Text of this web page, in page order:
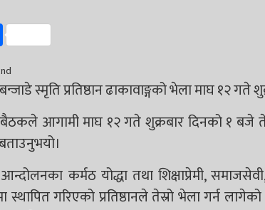
Share
स्मृति प्रतिष्ठान ढाकावाङ्गको भेला माघ १२
बैठकले आगामी माघ १२ गते शुक्रबार दिनको १ बजे
कर्मठ योद्धा तथा शिक्षाप्रेमी,
गरिएको प्रतिष्ठानले तेस्रो भेला गर्न